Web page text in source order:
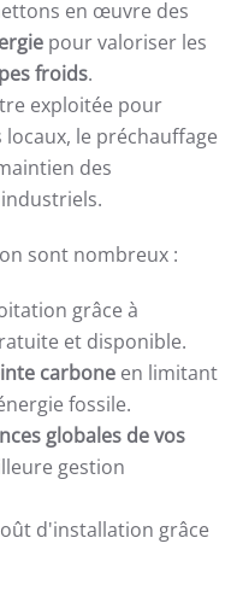
en œuvre des
pour valoriser les
froids.
exploitée pour
locaux, le préchauffage
des
sont nombreux :
grâce à
et disponible.
carbone en limitant
fossile.
globales de vos
gestion
d'installation grâce